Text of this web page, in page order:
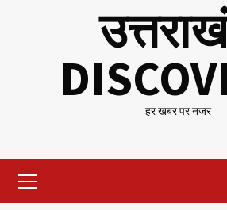
हर खबर पर नजर
Menu